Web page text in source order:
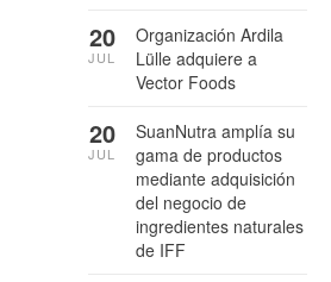
Organización Ardila
Lülle adquiere a
Vector Foods
20
JUL
SuanNutra amplía su
gama de productos
mediante adquisición
del negocio de
ingredientes naturales
de IFF
20
JUL